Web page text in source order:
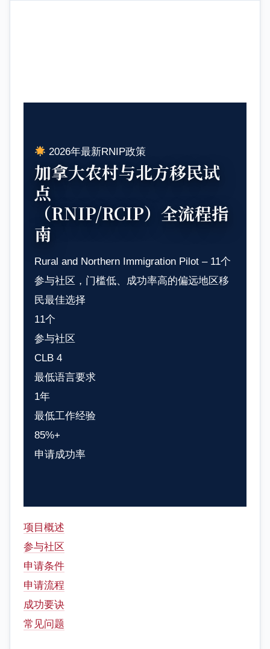
2026年最新RNIP政策
加拿大农村与北方移民试
点
（RNIP/RCIP）全流程指
南
Rural and Northern Immigration Pilot – 11个
参与社区，门槛低、成功率高的偏远地区移
民最佳选择
11个
参与社区
CLB 4
最低语言要求
1年
最低工作经验
85%+
申请成功率
项目概述
参与社区
申请条件
申请流程
成功要诀
常见问题